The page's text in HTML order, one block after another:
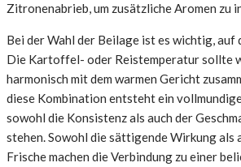
Zitronenabrieb, um zusätzliche Aromen zu
Bei der Wahl der Beilage ist es wichtig, auf
Die Kartoffel- oder Reistemperatur sollte
harmonisch mit dem warmen Gericht
diese Kombination entsteht ein
sowohl die Konsistenz als auch der
stehen. Sowohl die sättigende Wirkung als
Frische machen die Verbindung zu einer